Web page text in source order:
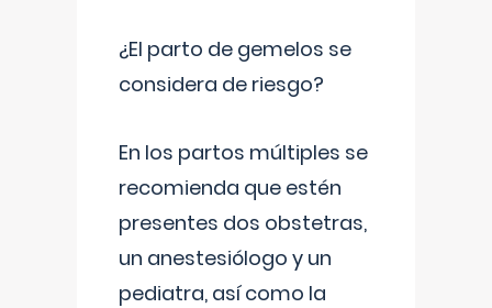
¿El parto de gemelos se
considera de riesgo?
En los partos múltiples se
recomienda que estén
presentes dos obstetras,
un anestesiólogo y un
pediatra, así como la